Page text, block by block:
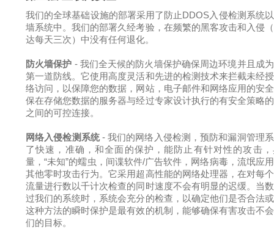
我们的全球基础设施的部署采用了防止DDOS入侵检测系统
墙系统中。我们的部署久经考验，在频繁的黑客攻击和入侵
达每天三次）中没有任何退化。
防火墙保护 - 我们全天候的防火墙保护确保周边环境并且成
第一道防线。它使用高度灵活和先进的检测技术来拦截未经
络访问，以保障您的数据，网站，电子邮件和网络应用的安
保在存储您数据的服务器与经过专家设计执行的有安全策略
之间的可控连接。
网络入侵检测系统- 我们的网络入侵检测，预防和漏洞管理
了快速，准确，和全面的保护，能防止有针对性的攻击
量，“未知”的蠕虫，间谍软件/广告软件，网络病毒，流氓应
其他零时攻击行为。它采用超高性能的网络处理器，在对每
流量进行数以千计次检查的同时速度不会有明显的迟缓。当
过我们的系统时，系统会充分的检查，以确定他们是否合法
这种方法的瞬时保护是最有效的机制，能够确保有害攻击不
们的目标。